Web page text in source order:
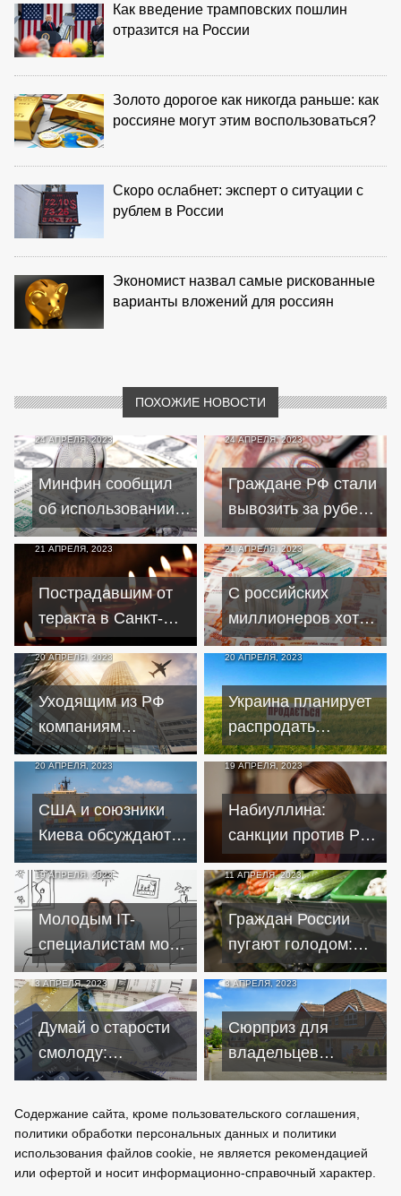
Как введение трамповских пошлин
отразится на России
Золото дорогое как никогда раньше: как
россияне могут этим воспользоваться?
Скоро ослабнет: эксперт о ситуации с
рублем в России
Экономист назвал самые рискованные
варианты вложений для россиян
ПОХОЖИЕ НОВОСТИ
24 АПРЕЛЯ, 2023
Минфин сообщил
об использовании
странами опыта РФ
по переходу на
нацвалюту
24 АПРЕЛЯ, 2023
Граждане РФ стали
вывозить за рубеж
почти в 4 раза
меньше денежных
средств
21 АПРЕЛЯ, 2023
Пострадавшим от
теракта в Санкт-
Петербурге не
выплачивают
компенсацию
21 АПРЕЛЯ, 2023
С российских
миллионеров хотят
брать налог для
помощи
мобилизованным
20 АПРЕЛЯ, 2023
Уходящим из РФ
компаниям
придётся заплатить
за свое решение
20 АПРЕЛЯ, 2023
Украина планирует
распродать
государственную
собственность
20 АПРЕЛЯ, 2023
США и союзники
Киева обсуждают
идею о полном
запрете экспорта в
РФ
19 АПРЕЛЯ, 2023
Набиуллина:
санкции против РФ
в прошлом году
превзошли худшие
прогнозы
19 АПРЕЛЯ, 2023
Молодым IT-
специалистам могут
смягчить условия
льготной ипотеки
11 АПРЕЛЯ, 2023
Граждан России
пугают голодом:
что подорожает
после ослабления
рубля
3 АПРЕЛЯ, 2023
Думай о старости
смолоду:
программа
жизнь пенсионеров
3 АПРЕЛЯ, 2023
Сюрприз для
владельцев
недвижимости:
кадастровой
стоимости
Содержание сайта, кроме пользовательского соглашения,
политики обработки персональных данных и политики
использования файлов cookie, не является рекомендацией
или офертой и носит информационно-справочный характер.